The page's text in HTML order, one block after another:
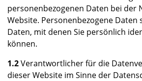
personenbezogenen Daten bei der
Website. Personenbezogene Daten
Daten, mit denen Sie persönlich
können.
1.2Verantwortlicher für die
dieser Website im Sinne der